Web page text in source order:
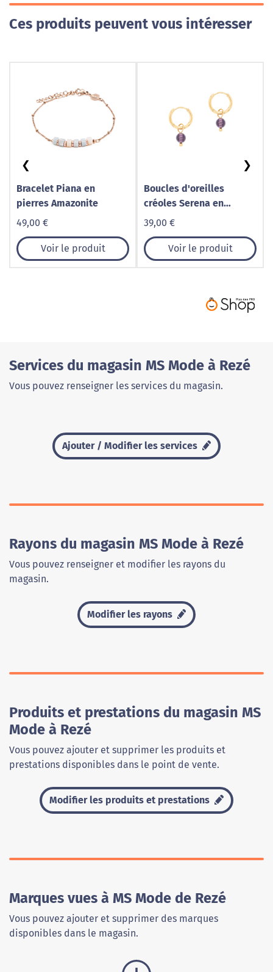
Ces produits peuvent vous intéresser
Bracelet Piana en
pierres Amazonite
49,00 €
Voir le produit
Boucles d'oreilles
créoles Serena en
pierres Améthyste
39,00 €
Voir le produit
❮ ❯
Services du magasin MS Mode à Rezé
Vous pouvez renseigner les services du magasin.
Ajouter / Modifier les services
Rayons du magasin MS Mode à Rezé
Vous pouvez renseigner et modifier les rayons du
magasin.
Modifier les rayons
Produits et prestations du magasin MS
Mode à Rezé
Vous pouvez ajouter et supprimer les produits et
prestations disponibles dans le point de vente.
Modifier les produits et prestations
Marques vues à MS Mode de Rezé
Vous pouvez ajouter et supprimer des marques
disponibles dans le magasin.